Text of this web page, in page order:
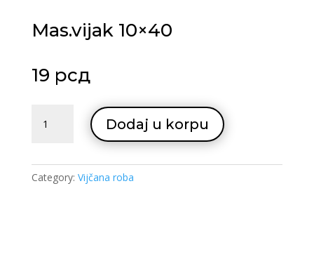
Mas.vijak 10×40
19 рсд
10x40
Dodaj u korpu
Category: Vijčana roba